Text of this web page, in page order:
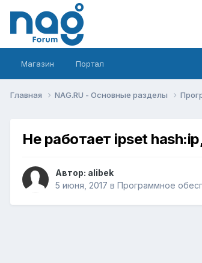
Магазин Портал
Главная NAG.RU - Основные разделы
Не работает ipset
Автор: alibek
5 июня, 2017 в Программное